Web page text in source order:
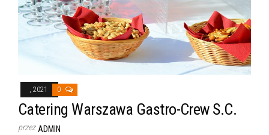
, 2021 0
Catering Warszawa Gastro-Crew S.C.
przez ADMIN